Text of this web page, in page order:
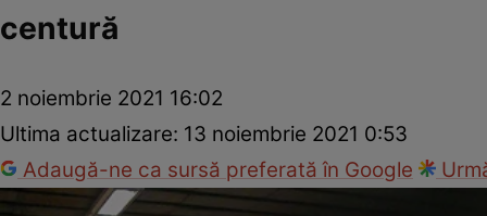
centură
2 noiembrie 2021 16:02
Ultima actualizare: 13 noiembrie 2021 0:53
Adaugă-ne ca sursă preferată în Google